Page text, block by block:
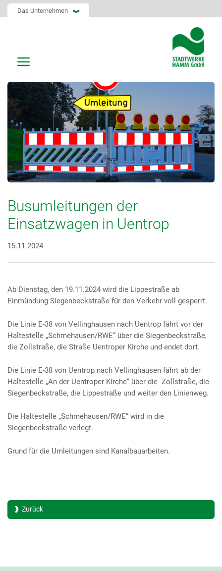
Das Unternehmen
Busumleitungen der
Einsatzwagen in Uentrop
15.11.2024
Ab Dienstag, den 19.11.2024 wird die Lippestraße ab
Einmündung Siegenbeckstraße für den Verkehr voll gesperrt.
Die Linie E-38 von Vellinghausen nach Uentrop fährt vor der
Haltestelle „Schmehausen/RWE“ über die Siegenbeckstraße,
die Zollstraße, die Straße Uentroper Kirche und endet dort.
Die Linie E-38 von Uentrop nach Vellinghausen fährt ab der
Haltestelle „An der Uentroper Kirche“ über die Zollstraße, die
Siegenbeckstraße, die Lippestraße und weiter den Linienweg.
Die Haltestelle „Schmehausen/RWE“ wird in die
Siegenbeckstraße verlegt.
Grund für die Umleitungen sind Kanalbauarbeiten.
Zurück